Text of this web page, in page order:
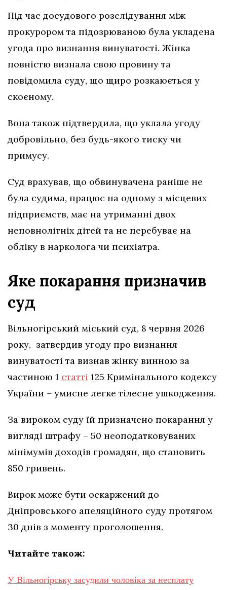
Під час досудового розслідування між
прокурором та підозрюваною була укладена
угода про визнання винуватості. Жінка
повністю визнала свою провину та
повідомила суду, що щиро розкаюється у
скоєному.
Вона також підтвердила, що уклала угоду
добровільно, без будь-якого тиску чи
примусу.
Суд врахував, що обвинувачена раніше не
була судима, працює на одному з місцевих
підприємств, має на утриманні двох
неповнолітніх дітей та не перебуває на
обліку в нарколога чи психіатра.
Яке покарання призначив
суд
Вільногірський міський суд, 8 червня 2026
року, затвердив угоду про визнання
винуватості та визнав жінку винною за
частиною 1 статті 125 Кримінального кодексу
України – умисне легке тілесне ушкодження.
За вироком суду їй призначено покарання у
вигляді штрафу – 50 неоподатковуваних
мінімумів доходів громадян, що становить
850 гривень.
Вирок може бути оскаржений до
Дніпровського апеляційного суду протягом
30 днів з моменту проголошення.
Читайте також:
У Вільногірську засудили чоловіка за несплату